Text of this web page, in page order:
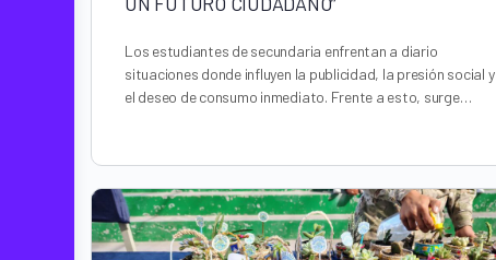
Los estudiantes de secundaria enfrentan a diario
situaciones donde influyen la publicidad, la presión social y
el deseo de consumo inmediato. Frente a esto, surge…